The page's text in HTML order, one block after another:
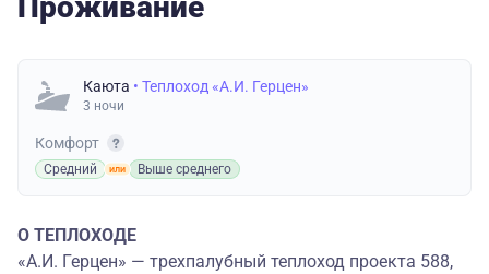
Каюта • Теплоход «А.И. Герцен»
3 ночи
Комфорт
Средний Выше среднего
О ТЕПЛОХОДЕ
«А.И. Герцен» — трехпалубный теплоход проекта 588,